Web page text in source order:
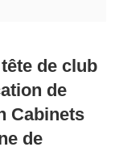
de club
de
Cabinets
de